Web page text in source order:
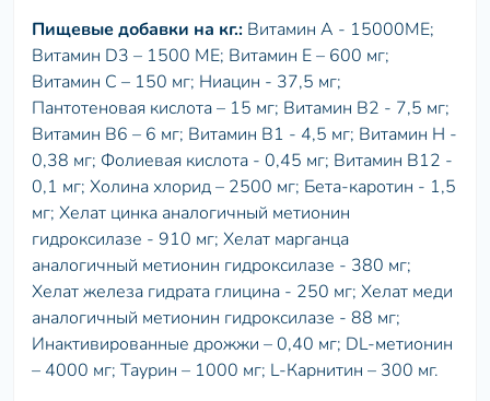
Пищевые добавки на кг.: Витамин А - 15000ME;
Витамин D3 – 1500 ME; Витамин Е – 600 мг;
Витамин С – 150 мг; Ниацин - 37,5 мг;
Пантотеновая кислота – 15 мг; Витамин B2 - 7,5 мг;
Витамин В6 – 6 мг; Витамин В1 - 4,5 мг; Витамин H -
0,38 мг; Фолиевая кислота - 0,45 мг; Витамин B12 -
0,1 мг; Холина хлорид – 2500 мг; Бета-каротин - 1,5
мг; Хелат цинка аналогичный метионин
гидроксилазе - 910 мг; Хелат марганца
аналогичный метионин гидроксилазе - 380 мг;
Хелат железа гидрата глицина - 250 мг; Хелат меди
аналогичный метионин гидроксилазе - 88 мг;
Инактивированные дрожжи – 0,40 мг; DL-метионин
– 4000 мг; Таурин – 1000 мг; L-Карнитин – 300 мг.